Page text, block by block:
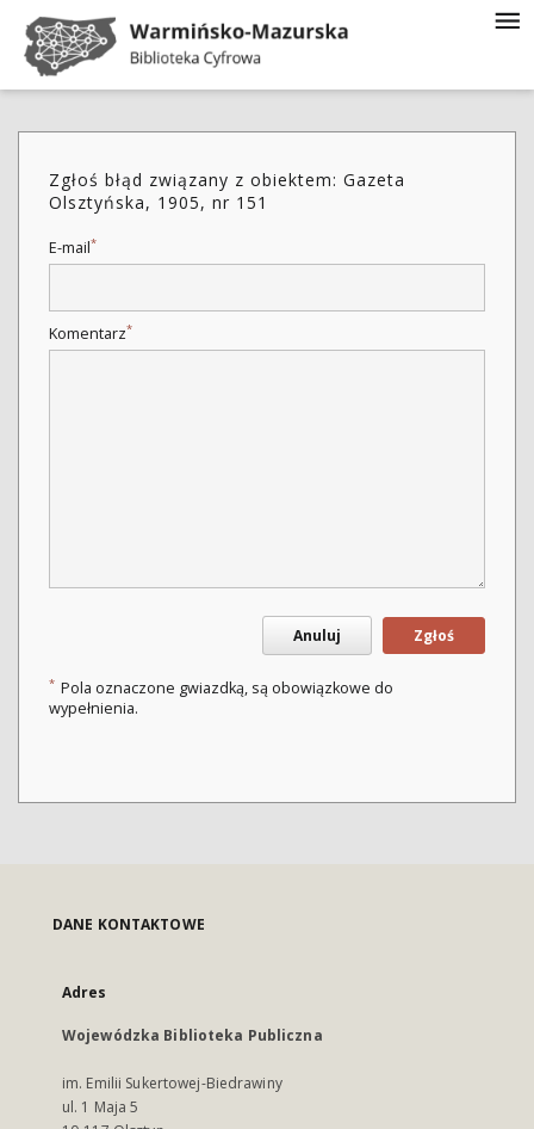
Zgłoś błąd związany z obiektem: Gazeta
Olsztyńska, 1905, nr 151
E-mail*
Komentarz*
Anuluj Zgłoś
* Pola oznaczone gwiazdką, są obowiązkowe do
wypełnienia.
DANE KONTAKTOWE
Adres
Wojewódzka Biblioteka Publiczna
im. Emilii Sukertowej-Biedrawiny
ul. 1 Maja 5